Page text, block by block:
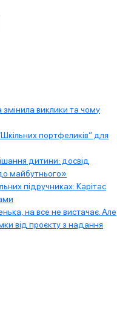
змінила виклики та чому
портфеликів” для
дитини: досвід
майбутнього»
підручниках: Карітас
на все не вистачає. Але
від проєкту з надання